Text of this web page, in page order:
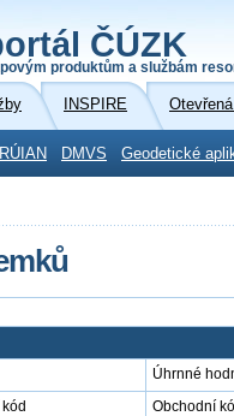
ČÚZK
produktům a službám
INSPIRE
RÚIAN DMVS Geodetické
Úhrnné
Obchodní